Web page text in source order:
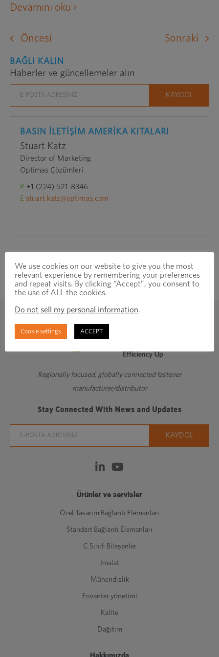
Devamını oku harici
bir
pencerede
Öncesi Sonraki
BAĞLI KALIN
Haberler ve güncellemeler alın
BASIN İLETİŞİM AMERİKA KITALARI
Stuart Katz
Director of Marketing
Optimas Çözümleri
P +1 (224) 521-8346
E stuart.katz@optimas.com
Regionally focused, globally connected fastener
manufacturer/distributor
Stay Connected With News and Updates
Ürünler ve servisler
Özel Tasarım Bağlantı Elemanları
Standart Bağlantı Elemanları
C Sınıfı Bileşenler
İmalat
Mühendislik
Envanter yönetimi
Kalite
Dağıtım
We use cookies on our website to give you the most
relevant experience by remembering your preferences
and repeat visits. By clicking “Accept”, you consent to
the use of ALL the cookies.
Do not sell my personal information.
Cookie settings ACCEPT